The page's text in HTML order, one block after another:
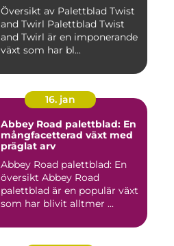
Översikt av Palettblad Twist
and Twirl Palettblad Twist
and Twirl är en imponerande
växt som har bl...
16. jan
Abbey Road palettblad: En
mångfacetterad växt med
präglat arv
Abbey Road palettblad: En
översikt Abbey Road
palettblad är en populär växt
som har blivit alltmer ...